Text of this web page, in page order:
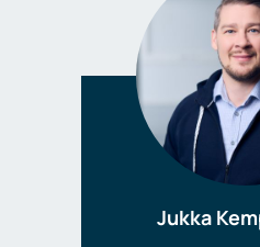
Jukka